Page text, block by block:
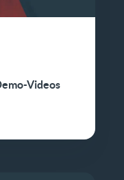
Videos